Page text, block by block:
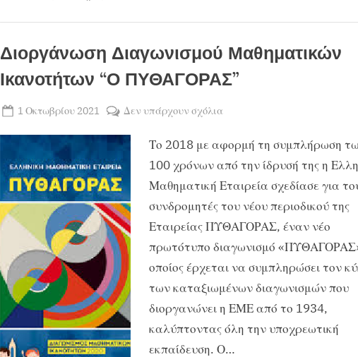
Διοργάνωση Διαγωνισμού Μαθηματικών
Ικανοτήτων “Ο ΠΥΘΑΓΟΡΑΣ”
Posted
1 Οκτωβρίου 2021
ΜΑΝΤΑΦΟΥΝΗΣ
Δεν υπάρχουν σχόλια
Διαγωνισμού
Μαθηματικών
Ικανοτήτων
ΠΥΘΑΓΟΡΑΣ”
Το 2018 με αφορμή τη συμπλήρωση
100 χρόνων από την ίδρυσή της η
Μαθηματική Εταιρεία σχεδίασε για
συνδρομητές του νέου περιοδικού της
Εταιρείας ΠΥΘΑΓΟΡΑΣ, έναν νέο
πρωτότυπο διαγωνισμό
οποίος έρχεται να συμπληρώσει τον
των καταξιωμένων διαγωνισμών που
διοργανώνει η ΕΜΕ από το 1934,
καλύπτοντας όλη την υποχρεωτική
εκπαίδευση. Ο…